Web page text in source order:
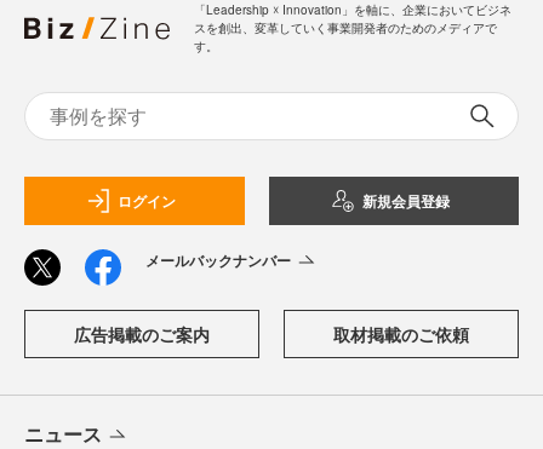
「Leadership ☓ Innovation」を軸に、企業においてビジネ
スを創出、変革していく事業開発者のためのメディアで
す。
ログイン 新規会員登録
メールバックナンバー
広告掲載のご案内 取材掲載のご依頼
ニュース